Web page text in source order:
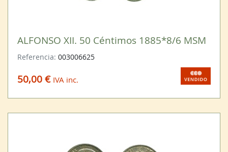
ALFONSO XII. 50 Céntimos 1885*8/6 MSM
Referencia: 003006625
50,00 € IVA inc.